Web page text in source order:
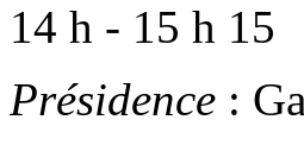
14 h - 15 h 15
Présidence :